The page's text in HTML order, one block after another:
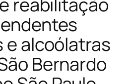
e alcoólatras
Bernardo